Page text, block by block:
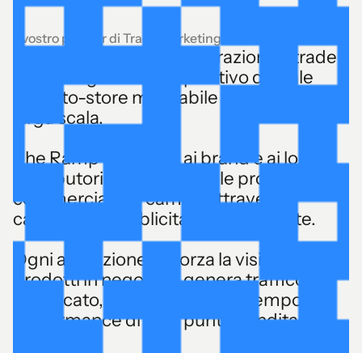
Il vostro partner di Trade Marketing
Supportate le vostre operazioni di trade
marketing con un dispositivo digitale
drive-to-store misurabile e attivabile su
larga scala.
The Ramp consente ai brand e ai loro
distributori di prolungare le proprie azioni
commerciali sul campo attraverso
campagne pubblicitarie locali mirate.
Ogni attivazione rafforza la visibilità dei
prodotti in negozio e genera traffico
qualificato, misurando al contempo le
performance di ogni punto vendita.